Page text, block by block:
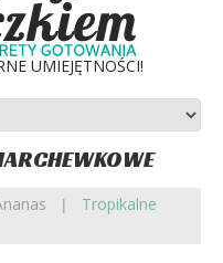
UMIEJĘTNOŚCI!
Tropikalne